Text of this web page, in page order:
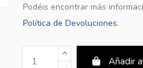
Podéis encontrar más
Política de Devoluciones.
Añadir